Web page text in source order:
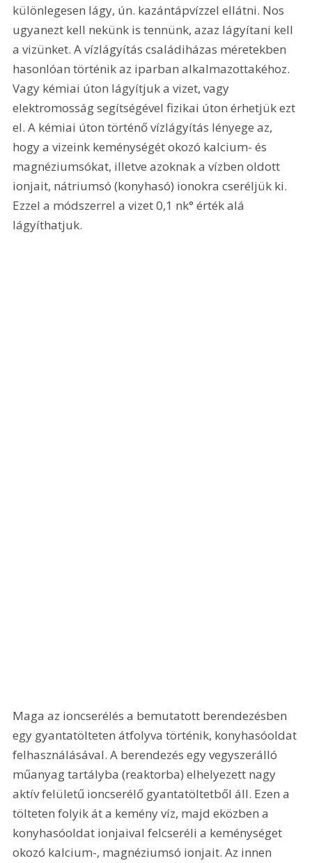
különlegesen lágy, ún. kazántápvízzel ellátni. Nos
ugyanezt kell nekünk is tennünk, azaz lágyítani kell
a vizünket. A vízlágyítás családiházas méretekben
hasonlóan történik az iparban alkalmazottakéhoz.
Vagy kémiai úton lágyítjuk a vizet, vagy
elektromosság segítségével fizikai úton érhetjük ezt
el. A kémiai úton történő vízlágyítás lényege az,
hogy a vizeink keménységét okozó kalcium- és
magnéziumsókat, illetve azoknak a vízben oldott
ionjait, nátriumsó (konyhasó) ionokra cseréljük ki.
Ezzel a módszerrel a vizet 0,1 nk° érték alá
lágyíthatjuk.
Maga az ioncserélés a bemutatott berendezésben
egy gyantatölteten átfolyva történik, konyhasóoldat
felhasználásával. A berendezés egy vegyszerálló
műanyag tartályba (reaktorba) elhelyezett nagy
aktív felületű ioncserélő gyantatöltetből áll. Ezen a
tölteten folyik át a kemény víz, majd eközben a
konyhasóoldat ionjaival felcseréli a keménységet
okozó kalcium-, magnéziumsó ionjait. Az innen